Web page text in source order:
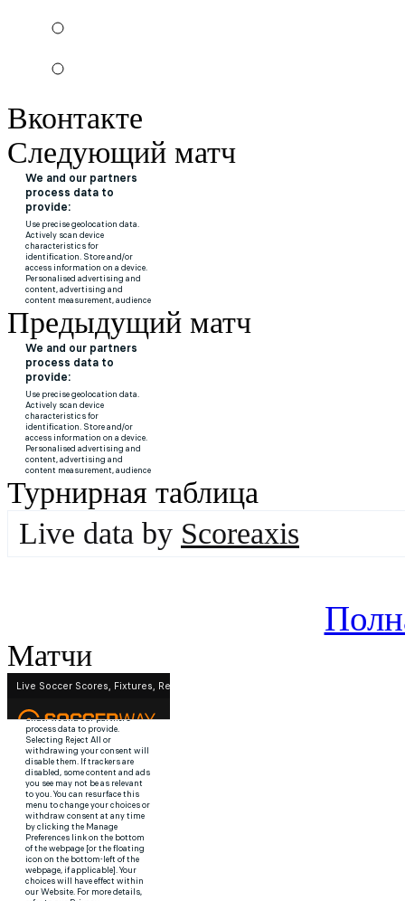
Вконтакте
Следующий матч
Предыдущий матч
Турнирная таблица
Live data by Scoreaxis
Матчи